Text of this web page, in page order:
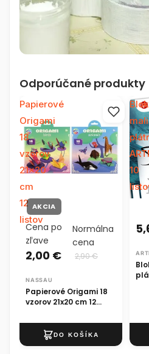
Odporúčané produkty
Papierové
Origami
18
vzorov
21x20
cm
12
listov
AKCIA
Papierové Origami 18
vzorov 21x20 cm 12
Cena po
zľave
2,00 €
Normálna
cena
2,90 €
NASSAU
Blok
10